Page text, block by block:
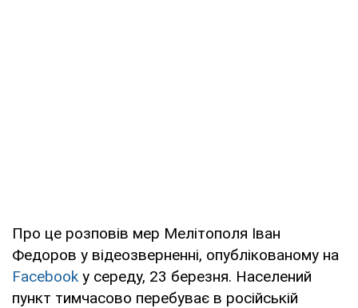
Про це розповів мер Мелітополя Іван
Федоров у відеозверненні, опублікованому на
Facebook у середу, 23 березня. Населений
пункт тимчасово перебуває в російській